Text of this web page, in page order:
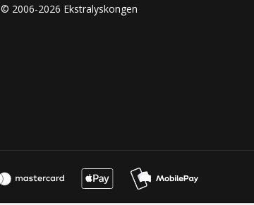
© 2006-2026 Ekstralyskongen